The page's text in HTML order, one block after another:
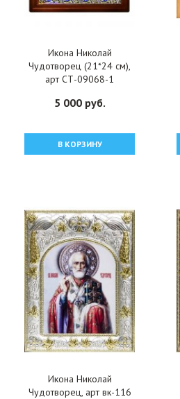
Икона Николай
Чудотворец (21*24 см),
арт СТ-09068-1
5 000 руб.
В КОРЗИНУ
Икона Николай
Чудотворец, арт вк-116